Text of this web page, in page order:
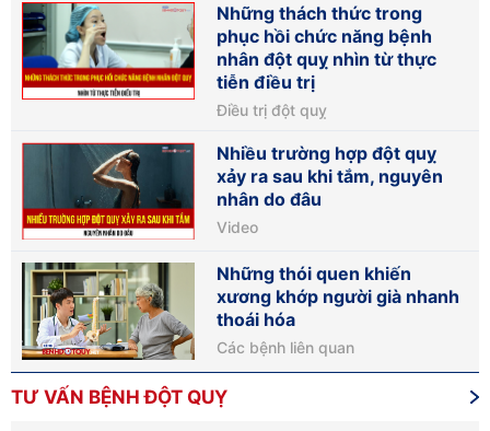
Những thách thức trong
phục hồi chức năng bệnh
nhân đột quỵ nhìn từ thực
tiễn điều trị
Điều trị đột quỵ
Nhiều trường hợp đột quỵ
xảy ra sau khi tắm, nguyên
nhân do đâu
Video
Những thói quen khiến
xương khớp người già nhanh
thoái hóa
Các bệnh liên quan
TƯ VẤN BỆNH ĐỘT QUỴ